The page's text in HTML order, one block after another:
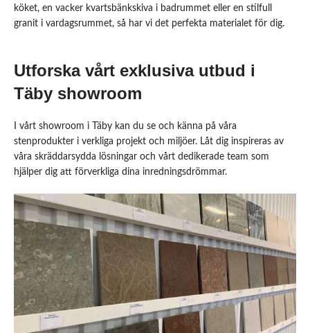
köket, en vacker kvartsbänkskiva i badrummet eller en stilfull
granit i vardagsrummet, så har vi det perfekta materialet för dig.
Utforska vårt exklusiva utbud i
Täby showroom
I vårt showroom i Täby kan du se och känna på våra
stenprodukter i verkliga projekt och miljöer. Låt dig inspireras av
våra skräddarsydda lösningar och vårt dedikerade team som
hjälper dig att förverkliga dina inredningsdrömmar.